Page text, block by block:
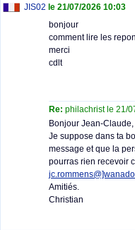
JIS02 le 21/07/2026 10:03
bonjour
comment lire les
merci
cdlt
Re: philachrist le 21/
Bonjour Jean-Claude,
Je suppose dans ta
message et que la
pourras rien recevoir
Amitiés.
Christian